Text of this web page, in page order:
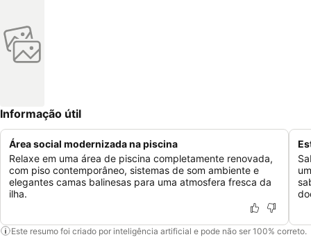
Informação útil
Área social modernizada na piscina
Relaxe em uma área de piscina completamente renovada,
com piso contemporâneo, sistemas de som ambiente e
elegantes camas balinesas para uma atmosfera fresca da
ilha.
Este resumo foi criado por inteligência artificial e pode não ser 100% correto.